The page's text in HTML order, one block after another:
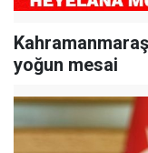
yoğun mesai